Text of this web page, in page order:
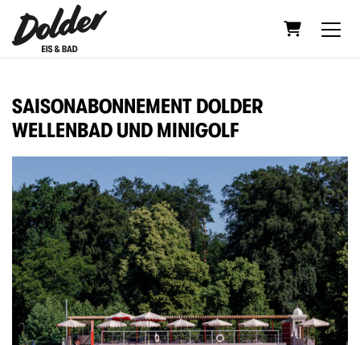
SAISONABONNEMENT DOLDER
WELLENBAD UND MINIGOLF